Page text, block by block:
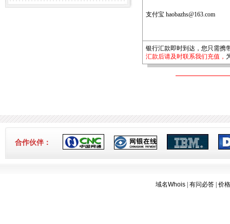
支付宝 haobazhs@163.com
银行汇款即时到达，您只需携
汇款后请及时联系我们充值，
合作伙伴：
域名Whois 有问必答 价